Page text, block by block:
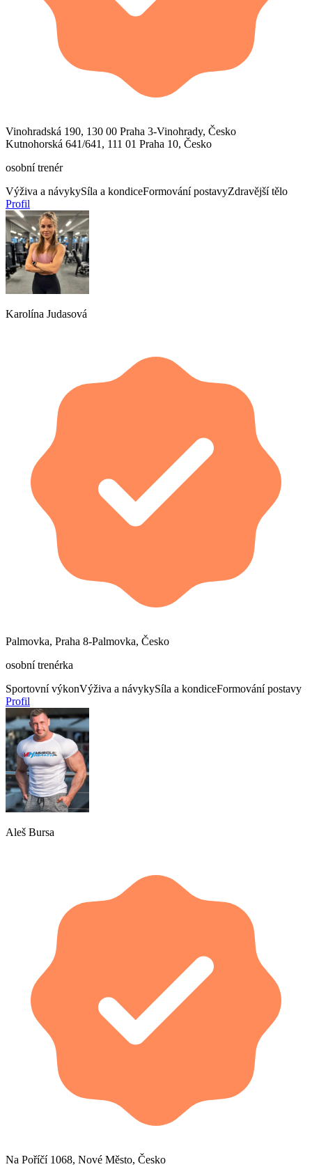
Vinohradská 190, 130 00 Praha 3-Vinohrady, Česko
Kutnohorská 641/641, 111 01 Praha 10, Česko
osobní trenér
Výživa a návykySíla a kondiceFormování postavyZdravější tělo
Profil
Karolína Judasová
Palmovka, Praha 8-Palmovka, Česko
osobní trenérka
Sportovní výkonVýživa a návykySíla a kondiceFormování postavy
Profil
Aleš Bursa
Na Poříčí 1068, Nové Město, Česko